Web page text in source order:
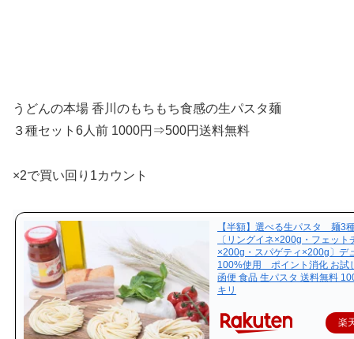
うどんの本場 香川のもちもち食感の生パスタ麺
３種セット6人前 1000円⇒500円送料無料
×2で買い回り1カウント
【半額】選べる生パスタ 麺3
〔リングイネ×200g・フェット
×200g・スパゲティ×200g〕デ
100%使用 ポイント消化 お試
函便 食品 生パスタ 送料無料
キリ
楽